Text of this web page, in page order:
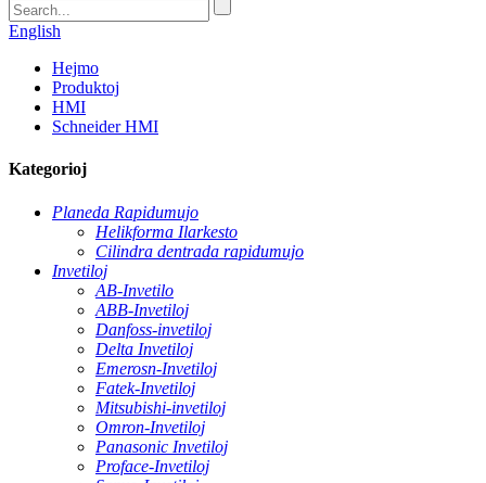
English
Hejmo
Produktoj
HMI
Schneider HMI
Kategorioj
Planeda Rapidumujo
Helikforma Ilarkesto
Cilindra dentrada rapidumujo
Invetiloj
AB-Invetilo
ABB-Invetiloj
Danfoss-invetiloj
Delta Invetiloj
Emerosn-Invetiloj
Fatek-Invetiloj
Mitsubishi-invetiloj
Omron-Invetiloj
Panasonic Invetiloj
Proface-Invetiloj